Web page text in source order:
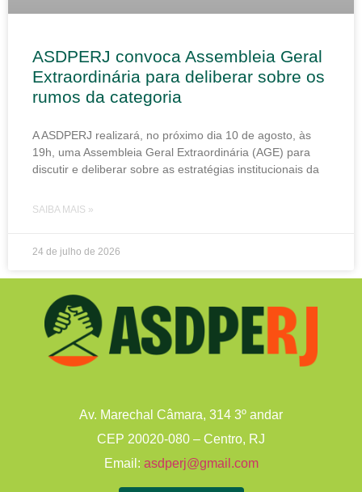
ASDPERJ convoca Assembleia Geral
Extraordinária para deliberar sobre os
rumos da categoria
A ASDPERJ realizará, no próximo dia 10 de agosto, às
19h, uma Assembleia Geral Extraordinária (AGE) para
discutir e deliberar sobre as estratégias institucionais da
SAIBA MAIS »
24 de julho de 2026
Av. Marechal Câmara, 314 3º andar
CEP 20020-080 – Centro, RJ
Email: asdperj@gmail.com